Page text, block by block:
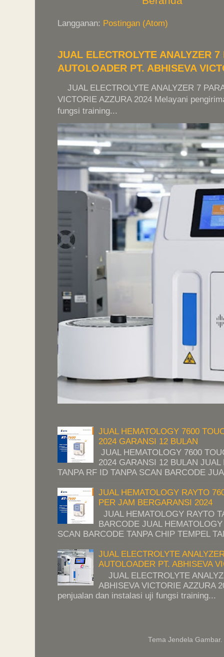
Langganan: Postingan (Atom)
JUAL ELECTROLYTE ANALYZER
AUTOLOADER PT. ABHISEVA
JUAL ELECTROLYTE ANALYZER 7
VICTORIE AZZURA 2024 Melayani
fungsi training...
JUAL HEMATOLOGY 7600
2024 GARANSI 12 BULAN
JUAL HEMATOLOGY 7600
2024 GARANSI 12 BULAN
TANPA RF ID TANPA SCAN BARCODE
JUAL HEMATOLOGY RAYTO
PER JAM BERGARANSI 2024
JUAL HEMATOLOGY RAYTO
BARCODE JUAL
SCAN BARCODE TANPA CHIP TEMPEL
JUAL ELECTROLYTE
AUTOLOADER PT. ABHISEVA
JUAL ELECTROLYTE
ABHISEVA VICTORIE AZZURA
penjualan dan instalasi uji fungsi training...
Tema Jendela